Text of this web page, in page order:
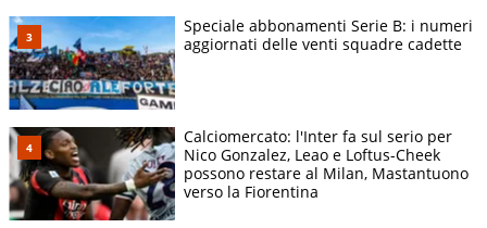
Speciale abbonamenti Serie B: i numeri
aggiornati delle venti squadre cadette
Calciomercato: l'Inter fa sul serio per
Nico Gonzalez, Leao e Loftus-Cheek
possono restare al Milan, Mastantuono
verso la Fiorentina